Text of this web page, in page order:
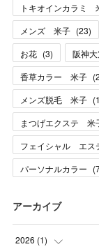
トキオインカラミ
メンズ 米子 (23)
お花 (3) 阪神大
香草カラー 米子 (
メンズ脱毛 米子 (
まつげエクステ 米
フェイシャル エ
パーソナルカラー (
アーカイブ
2026 (1)